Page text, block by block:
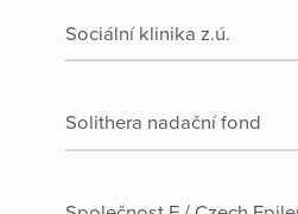
Sociální klinika z.ú.
Solithera nadační fond